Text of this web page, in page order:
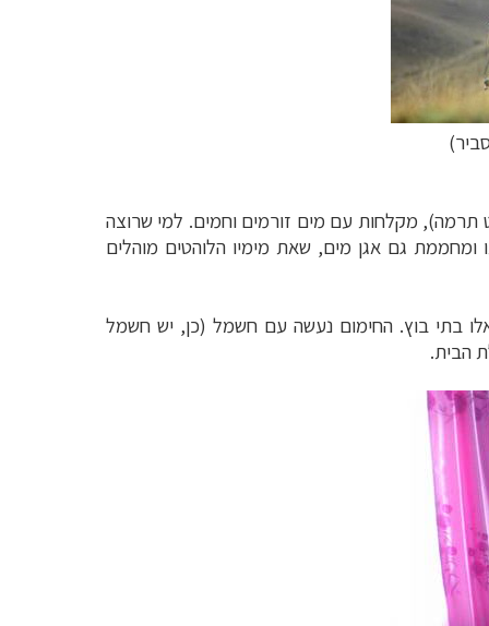
תרמה), מקלחות עם מים זורמים וחמים. למי שרוצה
גם אגן מים, שאת מימיו הלוהטים מוהלים
בתי בוץ. החימום נעשה עם חשמל (כן, יש חשמל
הבית.